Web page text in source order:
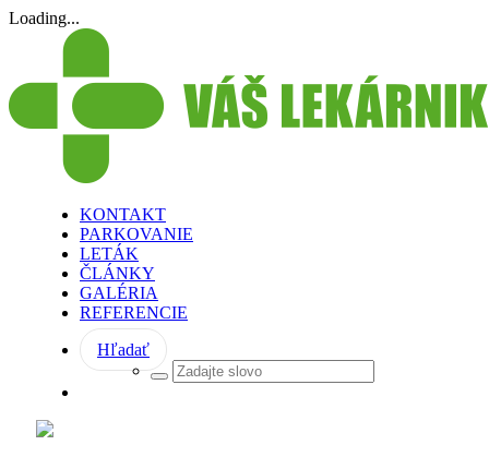
Loading...
KONTAKT
PARKOVANIE
LETÁK
ČLÁNKY
GALÉRIA
REFERENCIE
Hľadať